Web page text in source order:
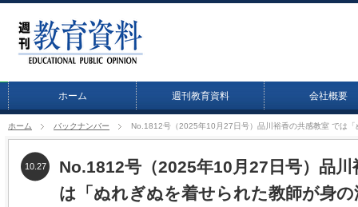
ホーム 週刊教育資料 会社概要
ホーム バックナンバー No.1812号（2025年10月27日号）品川裕香の共感教室 では
No.1812号（2025年10月27日号）品
は「ぬれぎぬを着せられた教師が身
10.27